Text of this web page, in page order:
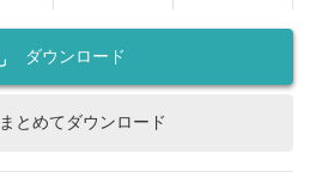
ダウンロード
まとめてダウンロード